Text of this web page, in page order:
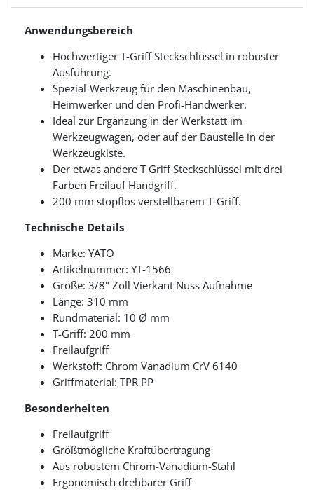
Anwendungsbereich
Hochwertiger T-Griff Steckschlüssel in robuster
Ausführung.
Spezial-Werkzeug für den Maschinenbau,
Heimwerker und den Profi-Handwerker.
Ideal zur Ergänzung in der Werkstatt im
Werkzeugwagen, oder auf der Baustelle in der
Werkzeugkiste.
Der etwas andere T Griff Steckschlüssel mit drei
Farben Freilauf Handgriff.
200 mm stopflos verstellbarem T-Griff.
Technische Details
Marke: YATO
Artikelnummer: YT-1566
Größe: 3/8" Zoll Vierkant Nuss Aufnahme
Länge: 310 mm
Rundmaterial: 10 Ø mm
T-Griff: 200 mm
Freilaufgriff
Werkstoff: Chrom Vanadium CrV 6140
Griffmaterial: TPR PP
Besonderheiten
Freilaufgriff
Größtmögliche Kraftübertragung
Aus robustem Chrom-Vanadium-Stahl
Ergonomisch drehbarer Griff